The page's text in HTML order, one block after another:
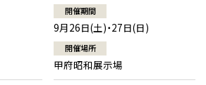
開催期間
9月26日(土)・27日(日)
開催場所
甲府昭和展示場